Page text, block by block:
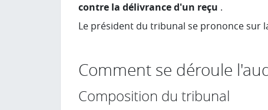
contre la délivrance d'un reçu .
Le président du tribunal se prononce sur
Comment se déroule
Composition du tribunal